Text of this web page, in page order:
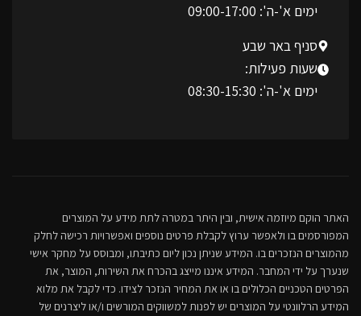
ימים א'-ה': 09:00-17:00
סניף באר שבע
שעות פעילות:
ימים א'-ה': 08:30-15:30
האתר הוקם מיוזמה אישית, ובין היתר במטרה לתת מידע על המוצרים
המפורסמים בו ולאפשר ערוץ לקבלת פרטים נוספים ואפשרויות רכישה לחלק
מהמוצרים הנזכרים בו. המידע שניתן נכון ליום כתיבתו, ומבוסס על מחקר אישי
שנערך על ידי המחבר. המידע איננו מייצג בהכרח את השירות, המוצר, את
הפרטים הטכניים הכלולים בו או את המחיר הנזכר לצידו. כדי לקבל את מלוא
המידע הרלוונטי על המוצרים יש לפנות למשווקים המורשים ו/או ליצרנים של